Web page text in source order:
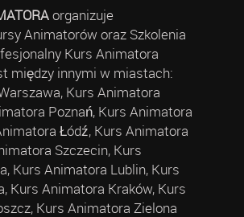
organizuje
Animatorów oraz Szkolenia
Kurs Animatora
między innymi w miastach:
Kurs Animatora
Poznań, Kurs Animatora
Łódź, Kurs Animatora
Szczecin, Kurs
Kurs Animatora Lublin, Kurs
Kurs Animatora Kraków, Kurs
Kurs Animatora Zielona